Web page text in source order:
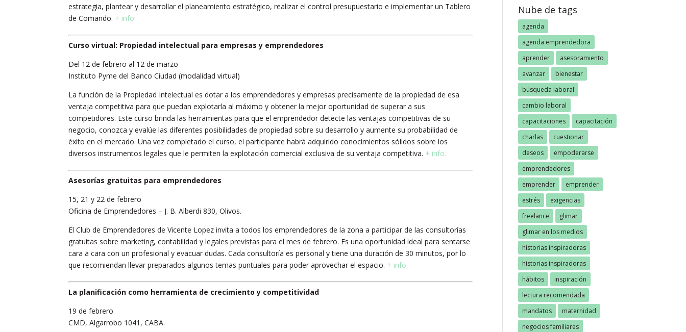
estrategia, plantear y desarrollar el planeamiento estratégico, realizar el control presupuestario e implementar un Tablero
de Comando. + info.
Curso virtual: Propiedad intelectual para empresas y emprendedores
Del 12 de febrero al 12 de marzo
Instituto Pyme del Banco Ciudad (modalidad virtual)
La función de la Propiedad Intelectual es dotar a los emprendedores y empresas precisamente de la propiedad de esa
ventaja competitiva para que puedan explotarla al máximo y obtener la mejor oportunidad de superar a sus
competidores. Este curso brinda las herramientas para que el emprendedor detecte las ventajas competitivas de su
negocio, conozca y evalúe las diferentes posibilidades de propiedad sobre su desarrollo y aumente su probabilidad de
éxito en el mercado. Una vez completado el curso, el participante habrá adquirido conocimientos sólidos sobre los
diversos instrumentos legales que le permiten la explotación comercial exclusiva de su ventaja competitiva. + info.
Asesorías gratuitas para emprendedores
15, 21 y 22 de febrero
Oficina de Emprendedores – J. B. Alberdi 830, Olivos.
El Club de Emprendedores de Vicente Lopez invita a todos los emprendedores de la zona a participar de las consultorías
gratuitas sobre marketing, contabilidad y legales previstas para el mes de febrero. Es una oportunidad ideal para sentarse
cara a cara con un profesional y evacuar dudas. Cada consultoría es personal y tiene una duración de 30 minutos, por lo
que recomiendan llevar preparados algunos temas puntuales para poder aprovechar el espacio. + info.
La planificación como herramienta de crecimiento y competitividad
19 de febrero
CMD, Algarrobo 1041, CABA.
Nube de tags
agenda
agenda emprendedora
aprender
asesoramiento
avanzar
bienestar
búsqueda laboral
cambio laboral
capacitaciones
capacitación
charlas
cuestionar
deseos
empoderarse
emprendedores
emprender
emprender
estrés
exigencias
freelance
glimar
glimar en los medios
historias inspiradoras
historias inspiradoras
hábitos
inspiración
lectura recomendada
mandatos
maternidad
negocios familiares